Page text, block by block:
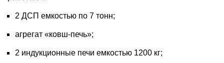
2 ДСП емкостью по 7 тонн;
агрегат «ковш-печь»;
2 индукционные печи емкостью 1200 кг;